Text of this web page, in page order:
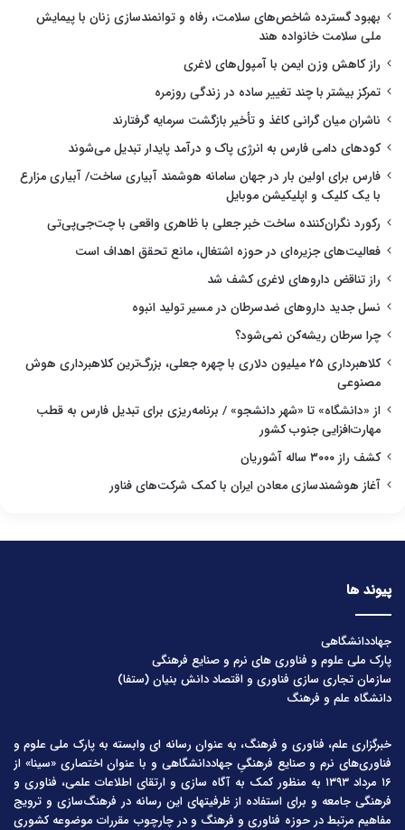
بهبود گسترده شاخص‌های سلامت، رفاه و توانمندسازی زنان با پیمایش
ملی سلامت خانواده هند
راز کاهش وزن ایمن با آمپول‌های لاغری
تمرکز بیشتر با چند تغییر ساده در زندگی روزمره
ناشران میان گرانی کاغذ و تأخیر بازگشت سرمایه گرفتارند
کودهای دامی فارس به انرژی پاک و درآمد پایدار تبدیل می‌شوند
فارس برای اولین بار در جهان سامانه هوشمند آبیاری ساخت/ آبیاری مزارع
با یک کلیک و اپلیکیشن موبایل
رکورد نگران‌کننده ساخت خبر جعلی با ظاهری واقعی با چت‌جی‌پی‌تی
فعالیت‌های جزیره‌ای در حوزه اشتغال، مانع تحقق اهداف است
راز تناقض داروهای لاغری کشف شد
نسل جدید داروهای ضدسرطان در مسیر تولید انبوه
چرا سرطان ریشه‌کن نمی‌شود؟
کلاهبرداری ۲۵ میلیون دلاری با چهره جعلی، بزرگ‌ترین کلاهبرداری هوش
مصنوعی
از «دانشگاه» تا «شهر دانشجو» / برنامه‌ریزی برای تبدیل فارس به قطب
مهارت‌افزایی جنوب کشور
کشف راز ۳۰۰۰ ساله آشوریان
آغاز هوشمندسازی معادن ایران با کمک شرکت‌های فناور
پیوند ها
جهاددانشگاهی
پارک ملی علوم و فناوری های نرم و صنایع فرهنگی
سازمان تجاری سازی فناوری و اقتصاد دانش بنیان (ستفا)
دانشگاه علم و فرهنگ
خبرگزاری علم، فناوری و فرهنگ، به عنوان رسانه ای وابسته به پارک ملی علوم و
فناوری‌های نرم و صنایع فرهنگیِ جهاددانشگاهی و با عنوان اختصاری «سینا» از
۱۶ مرداد ۱۳۹۳ به منظور کمک به آگاه سازی و ارتقای اطلاعات علمی، فناوری و
فرهنگی جامعه و برای استفاده از ظرفیتهای این رسانه در فرهنگ‌سازی و ترویج
مفاهیم مرتبط در حوزه فناوری و فرهنگ و در چارچوب مقررات موضوعه کشوری